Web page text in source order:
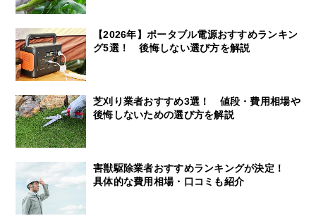
【2026年】ポータブル電源おすすめランキン
グ5選！ 後悔しない選び方を解説
芝刈り業者おすすめ3選！ 値段・費用相場や
後悔しないための選び方を解説
害獣駆除業者おすすめランキングが決定！
具体的な費用相場・口コミも紹介